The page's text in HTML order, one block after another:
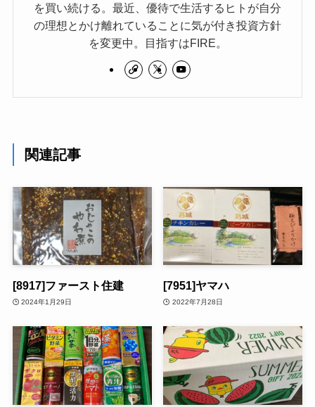
を買い続ける。最近、優待で生活するヒトが自分
の理想とかけ離れていることに気が付き投資方針
を変更中。目指すはFIRE。
関連記事
[8917]ファースト住建
2024年1月29日
[7951]ヤマハ
2022年7月28日